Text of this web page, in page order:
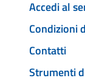
Accedi al
Condizioni
Contatti
Strumenti